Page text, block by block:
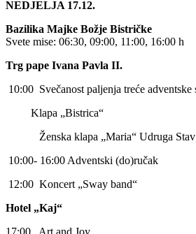
NEDJELJA 17.12.
Bazilika Majke Božje Bistričke
Svete mise: 06:30, 09:00, 11:00, 16:00 h
Trg pape Ivana Pavla II.
10:00 Svečanost paljenja treće adventske
Klapa „Bistrica“
Ženska klapa „Maria“ Udruga Stav
10:00- 16:00 Adventski (do)ručak
12:00 Koncert „Sway band“
Hotel „Kaj“
17:00 Art and Joy